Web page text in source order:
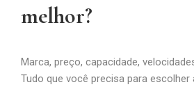
melhor?
Marca, preço, capacidade,
Tudo que você precisa para escolher